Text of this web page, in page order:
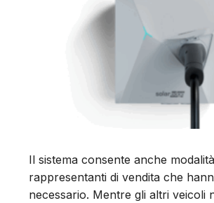
Il sistema consente anche
rappresentanti di vendita che
necessario. Mentre gli altri veicoli